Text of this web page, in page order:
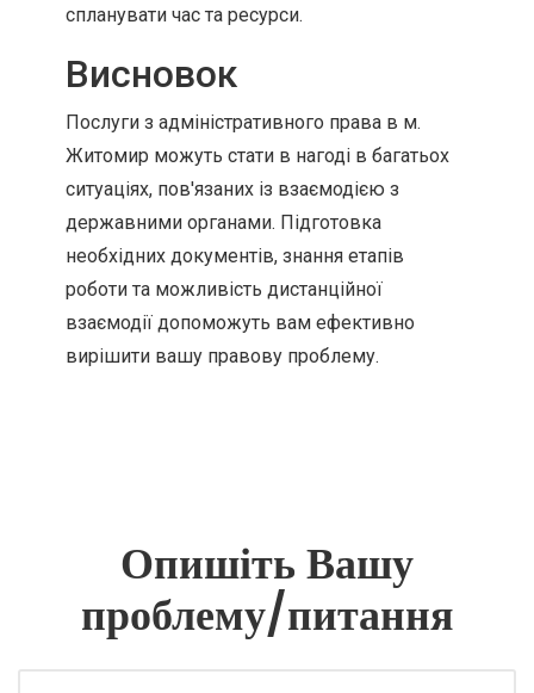
спланувати час та ресурси.
Висновок
Послуги з адміністративного права в м.
Житомир можуть стати в нагоді в багатьох
ситуаціях, пов'язаних із взаємодією з
державними органами. Підготовка
необхідних документів, знання етапів
роботи та можливість дистанційної
взаємодії допоможуть вам ефективно
вирішити вашу правову проблему.
Опишіть Вашу
проблему/питання